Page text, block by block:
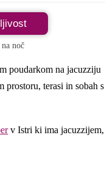
noč
poudarkom na jacuzziju
terasi in sobah s
v Istri ki ima jacuzzijem,